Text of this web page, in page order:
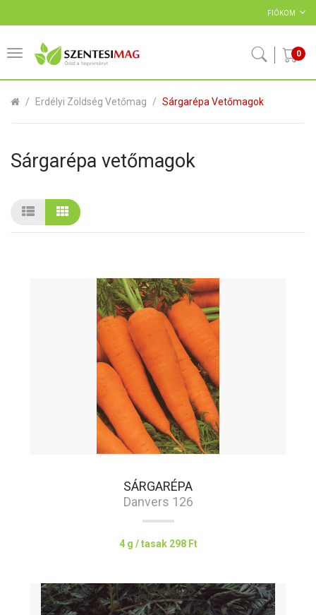
FIÓKOM
0
Erdélyi Zöldség Vetőmag Sárgarépa Vetőmagok
Sárgarépa vetőmagok
SÁRGARÉPA
Danvers 126
4 g / tasak 298 Ft